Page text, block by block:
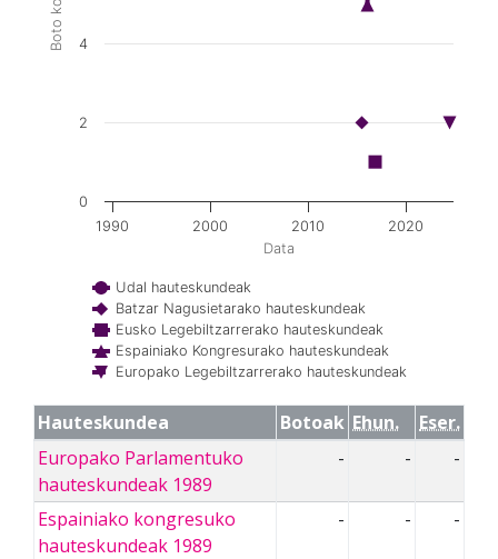
Data
Udal hauteskundeak
Batzar Nagusietarako hauteskundeak
Eusko Legebiltzarrerako hauteskundeak
Espainiako Kongresurako hauteskundeak
Europako Legebiltzarrerako hauteskundeak
1990 2000 2010 2020
0
2
4
Hauteskundea Botoak Ehun.
Eser.
Europako Parlamentuko
hauteskundeak 1989
- - -
Espainiako kongresuko
hauteskundeak 1989
- - -